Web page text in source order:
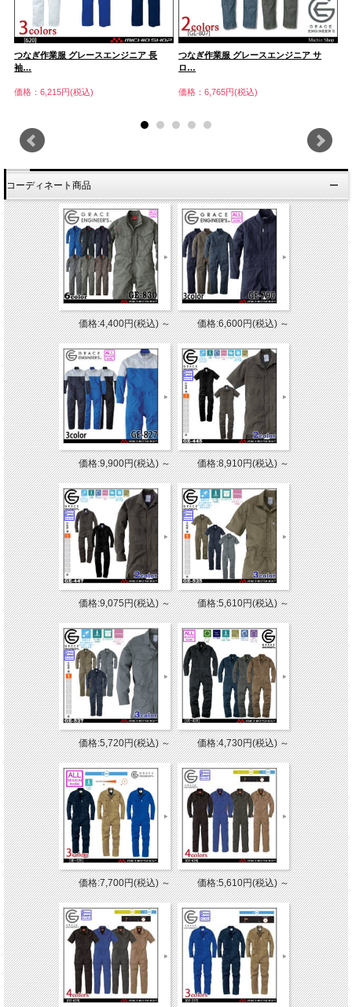
つなぎ作業服 グレースエンジニア 長
袖…
価格：6,215円(税込)
つなぎ作業服 グレースエンジニア サ
ロ…
価格：6,765円(税込)
コーディネート商品
価格:4,400円(税込)～ 価格:6,600円(税込)～
価格:9,900円(税込)～ 価格:8,910円(税込)～
価格:9,075円(税込)～ 価格:5,610円(税込)～
価格:5,720円(税込)～ 価格:4,730円(税込)～
価格:7,700円(税込)～ 価格:5,610円(税込)～